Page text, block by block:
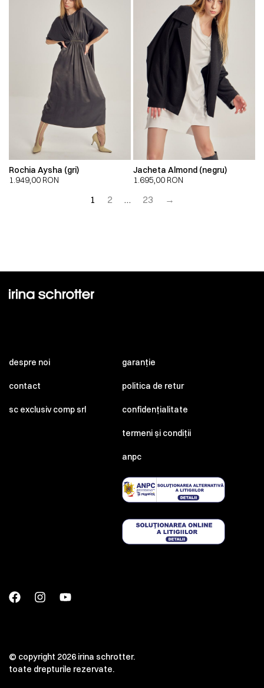
Rochia Aysha (gri)
1.949,00 RON
Jacheta Almond (negru)
1.695,00 RON
1 2 … 23 →
despre noi
contact
sc exclusiv comp srl
garanție
politica de retur
confidențialitate
termeni și condiții
anpc
© copyright 2026 irina schrotter.
toate drepturile rezervate.